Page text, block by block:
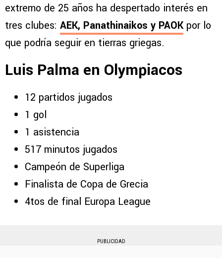
extremo de 25 años ha despertado interés en
tres clubes: AEK, Panathinaikos y PAOKpor lo
que podría seguir en tierras griegas.
Luis Palma en Olympiacos
12 partidos jugados
1 gol
1 asistencia
517 minutos jugados
Campeón de Superliga
Finalista de Copa de Grecia
4tos de final Europa League
PUBLICIDAD